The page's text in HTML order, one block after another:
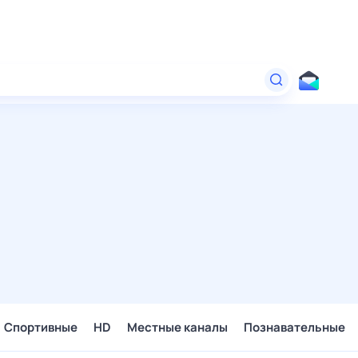
Спортивные HD Местные каналы Познавательные